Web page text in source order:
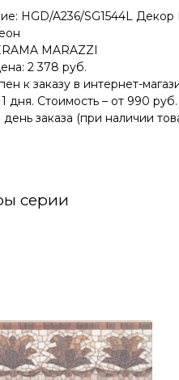
HGD/A236/SG1544L
MARAZZI
2 378 руб.
к заказу в интернет-
дня. Стоимость – от 990 руб.
заказа (при наличии
серии